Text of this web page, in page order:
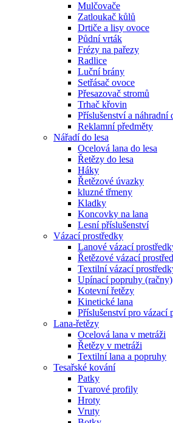
Mulčovače
Zatloukač kůlů
Drtiče a lisy ovoce
Půdní vrták
Frézy na pařezy
Radlice
Luční brány
Setřásač ovoce
Přesazovač stromů
Trhač křovin
Příslušenství a náhradní
Reklamní předměty
Nářadí do lesa
Ocelová lana do lesa
Řetězy do lesa
Háky
Řetězové úvazky
kluzné třmeny
Kladky
Koncovky na lana
Lesní příslušenství
Vázací prostředky
Lanové vázací
Řetězové vázací
Textilní vázací
Upínací popruhy (račny)
Kotevní řetězy
Kinetické lana
Příslušenství pro vázací
Lana-řetězy
Ocelová lana v metráži
Řetězy v metráži
Textilní lana a popruhy
Tesařské kování
Patky
Tvarové profily
Hroty
Vruty